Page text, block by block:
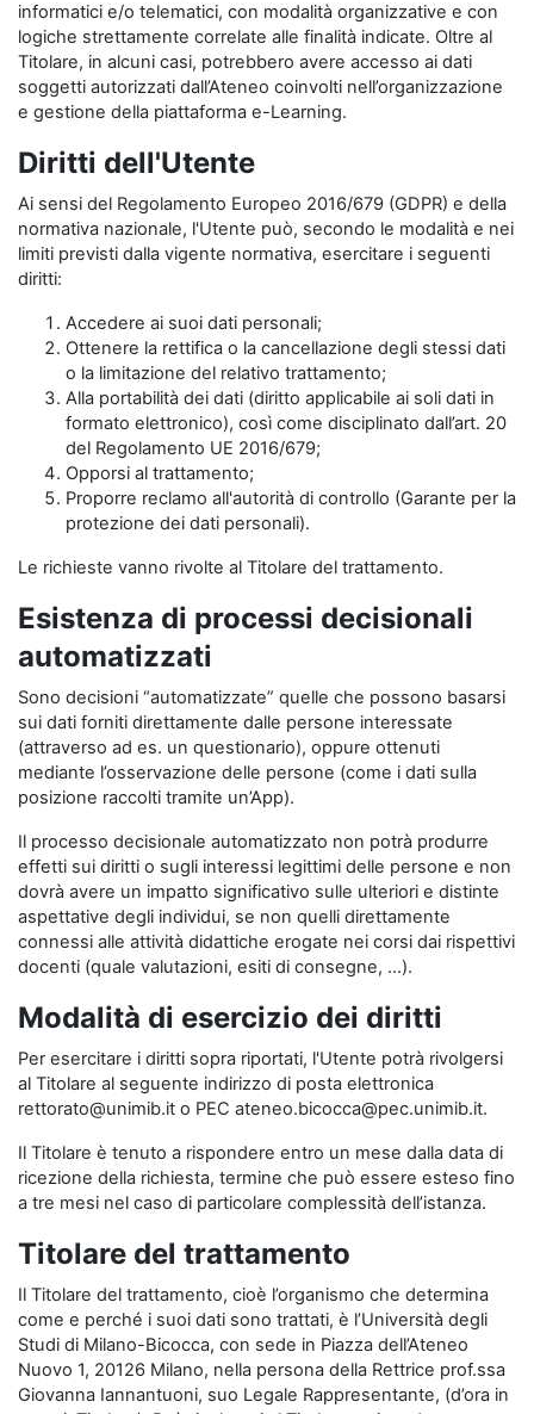
informatici e/o telematici, con modalità organizzative e con
logiche strettamente correlate alle finalità indicate. Oltre al
Titolare, in alcuni casi, potrebbero avere accesso ai dati
soggetti autorizzati dall’Ateneo coinvolti nell’organizzazione
e gestione della piattaforma e-Learning.
Diritti dell'Utente
Ai sensi del Regolamento Europeo 2016/679 (GDPR) e della
normativa nazionale, l'Utente può, secondo le modalità e nei
limiti previsti dalla vigente normativa, esercitare i seguenti
diritti:
Accedere ai suoi dati personali;
Ottenere la rettifica o la cancellazione degli stessi dati
o la limitazione del relativo trattamento;
Alla portabilità dei dati (diritto applicabile ai soli dati in
formato elettronico), così come disciplinato dall’art. 20
del Regolamento UE 2016/679;
Opporsi al trattamento;
Proporre reclamo all'autorità di controllo (Garante per la
protezione dei dati personali).
Le richieste vanno rivolte al Titolare del trattamento.
Esistenza di processi decisionali
automatizzati
Sono decisioni “automatizzate” quelle che possono basarsi
sui dati forniti direttamente dalle persone interessate
(attraverso ad es. un questionario), oppure ottenuti
mediante l’osservazione delle persone (come i dati sulla
posizione raccolti tramite un’App).
Il processo decisionale automatizzato non potrà produrre
effetti sui diritti o sugli interessi legittimi delle persone e non
dovrà avere un impatto significativo sulle ulteriori e distinte
aspettative degli individui, se non quelli direttamente
connessi alle attività didattiche erogate nei corsi dai rispettivi
docenti (quale valutazioni, esiti di consegne, …).
Modalità di esercizio dei diritti
Per esercitare i diritti sopra riportati, l'Utente potrà rivolgersi
al Titolare al seguente indirizzo di posta elettronica
rettorato@unimib.it o PEC ateneo.bicocca@pec.unimib.it.
Il Titolare è tenuto a rispondere entro un mese dalla data di
ricezione della richiesta, termine che può essere esteso fino
a tre mesi nel caso di particolare complessità dell’istanza.
Titolare del trattamento
Il Titolare del trattamento, cioè l’organismo che determina
come e perché i suoi dati sono trattati, è l’Università degli
Studi di Milano-Bicocca, con sede in Piazza dell’Ateneo
Nuovo 1, 20126 Milano, nella persona della Rettrice prof.ssa
Giovanna Iannantuoni, suo Legale Rappresentante, (d’ora in